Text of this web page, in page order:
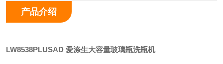
产品介绍
LW8538PLUSAD 爱涤生大容量玻璃瓶洗瓶机